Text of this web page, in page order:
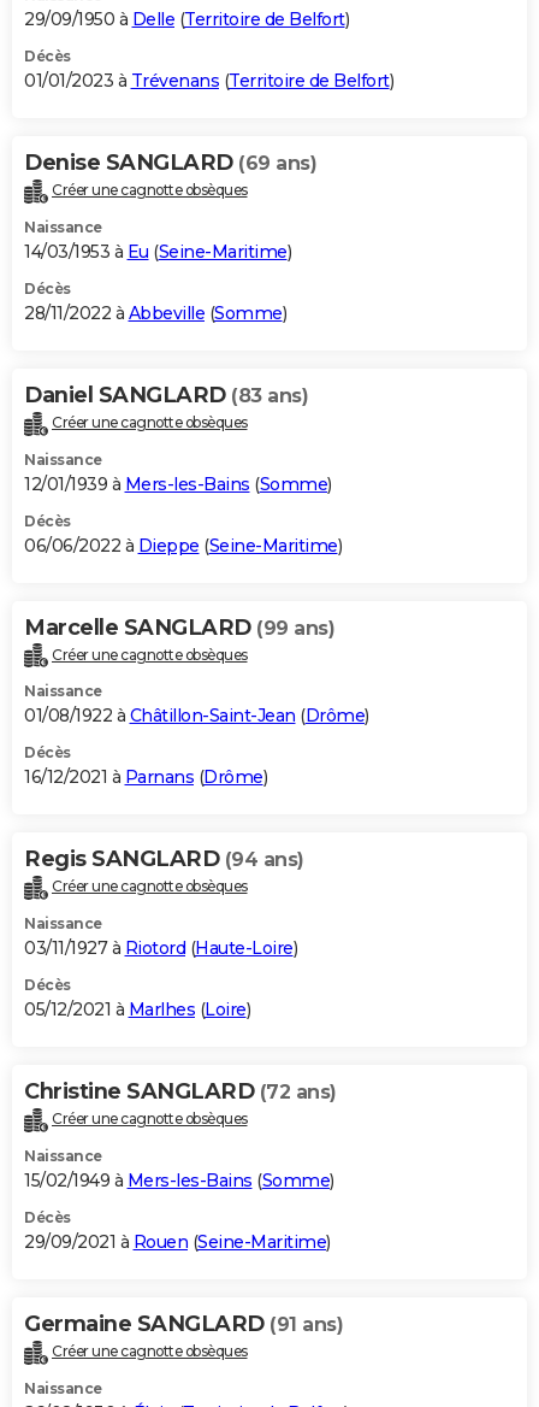
29/09/1950 à Delle (Territoire de Belfort)
Décès
01/01/2023 à Trévenans (Territoire de Belfort)
Denise SANGLARD (69 ans)
Créer une cagnotte obsèques
Naissance
14/03/1953 à Eu (Seine-Maritime)
Décès
28/11/2022 à Abbeville (Somme)
Daniel SANGLARD (83 ans)
Créer une cagnotte obsèques
Naissance
12/01/1939 à Mers-les-Bains (Somme)
Décès
06/06/2022 à Dieppe (Seine-Maritime)
Marcelle SANGLARD (99 ans)
Créer une cagnotte obsèques
Naissance
01/08/1922 à Châtillon-Saint-Jean (Drôme)
Décès
16/12/2021 à Parnans (Drôme)
Regis SANGLARD (94 ans)
Créer une cagnotte obsèques
Naissance
03/11/1927 à Riotord (Haute-Loire)
Décès
05/12/2021 à Marlhes (Loire)
Christine SANGLARD (72 ans)
Créer une cagnotte obsèques
Naissance
15/02/1949 à Mers-les-Bains (Somme)
Décès
29/09/2021 à Rouen (Seine-Maritime)
Germaine SANGLARD (91 ans)
Créer une cagnotte obsèques
Naissance